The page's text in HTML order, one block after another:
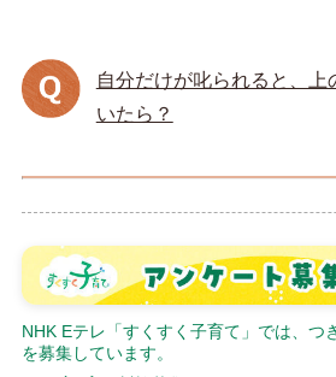
自分だけが叱られると、上
いたら？
NHK Eテレ「すくすく子育て」では、つ
を募集しています。